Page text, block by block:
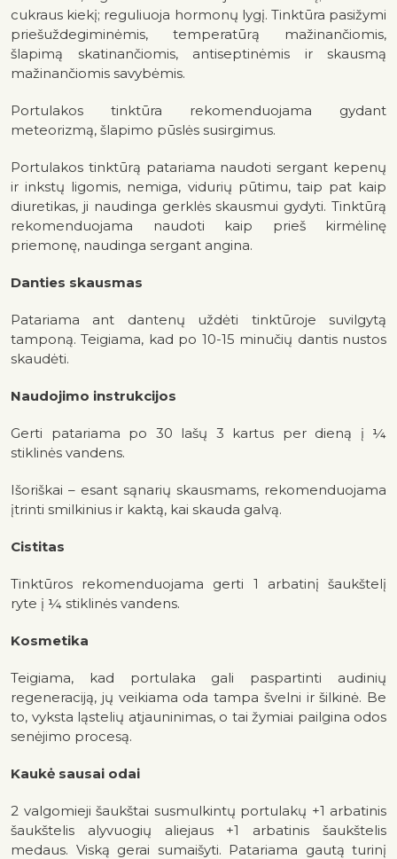
cukraus kiekį; reguliuoja hormonų lygį. Tinktūra pasižymi
priešuždegiminėmis, temperatūrą mažinančiomis,
šlapimą skatinančiomis, antiseptinėmis ir skausmą
mažinančiomis savybėmis.
Portulakos tinktūra rekomenduojama gydant
meteorizmą, šlapimo pūslės susirgimus.
Portulakos tinktūrą patariama naudoti sergant kepenų
ir inkstų ligomis, nemiga, vidurių pūtimu, taip pat kaip
diuretikas, ji naudinga gerklės skausmui gydyti. Tinktūrą
rekomenduojama naudoti kaip prieš kirmėlinę
priemonę, naudinga sergant angina.
Danties skausmas
Patariama ant dantenų uždėti tinktūroje suvilgytą
tamponą. Teigiama, kad po 10-15 minučių dantis nustos
skaudėti.
Naudojimo instrukcijos
Gerti patariama po 30 lašų 3 kartus per dieną į ¼
stiklinės vandens.
Išoriškai – esant sąnarių skausmams, rekomenduojama
įtrinti smilkinius ir kaktą, kai skauda galvą.
Cistitas
Tinktūros rekomenduojama gerti 1 arbatinį šaukštelį
ryte į ¼ stiklinės vandens.
Kosmetika
Teigiama, kad portulaka gali paspartinti audinių
regeneraciją, jų veikiama oda tampa švelni ir šilkinė. Be
to, vyksta ląstelių atjauninimas, o tai žymiai pailgina odos
senėjimo procesą.
Kaukė sausai odai
2 valgomieji šaukštai susmulkintų portulakų +1 arbatinis
šaukštelis alyvuogių aliejaus +1 arbatinis šaukštelis
medaus. Viską gerai sumaišyti. Patariama gautą turinį